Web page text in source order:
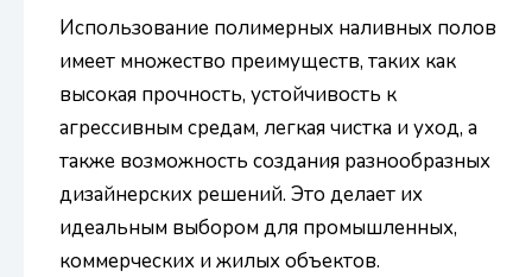
Использование полимерных наливных полов
имеет множество преимуществ, таких как
высокая прочность, устойчивость к
агрессивным средам, легкая чистка и уход, а
также возможность создания разнообразных
дизайнерских решений. Это делает их
идеальным выбором для промышленных,
коммерческих и жилых объектов.